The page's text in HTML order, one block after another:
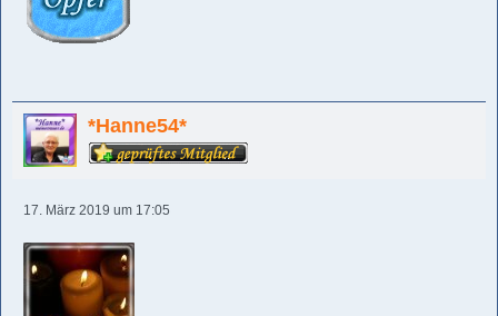
*Hanne54*
17. März 2019 um 17:05